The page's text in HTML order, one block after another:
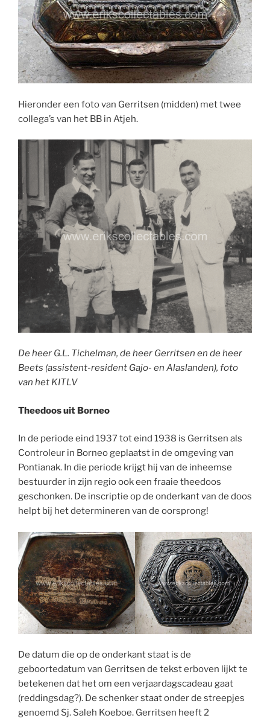
Hieronder een foto van Gerritsen (midden) met twee
collega’s van het BB in Atjeh.
De heer G.L. Tichelman, de heer Gerritsen en de heer
Beets (assistent-resident Gajo- en Alaslanden), foto
van het KITLV
Theedoos uit Borneo
In de periode eind 1937 tot eind 1938 is Gerritsen als
Controleur in Borneo geplaatst in de omgeving van
Pontianak. In die periode krijgt hij van de inheemse
bestuurder in zijn regio ook een fraaie theedoos
geschonken. De inscriptie op de onderkant van de doos
helpt bij het determineren van de oorsprong!
De datum die op de onderkant staat is de
geboortedatum van Gerritsen de tekst erboven lijkt te
betekenen dat het om een verjaardagscadeau gaat
(reddingsdag?). De schenker staat onder de streepjes
genoemd Sj. Saleh Koeboe. Gerritsen heeft 2